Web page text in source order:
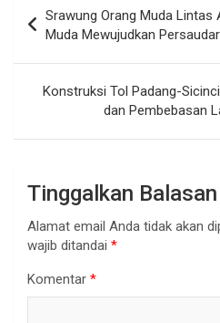
pos
Srawung Orang Muda Lintas
Muda Mewujudkan
Konstruksi Tol Padang-
dan Pembebasan
Tinggalkan Balasan
Alamat email Anda tidak akan
wajib ditandai *
Komentar *